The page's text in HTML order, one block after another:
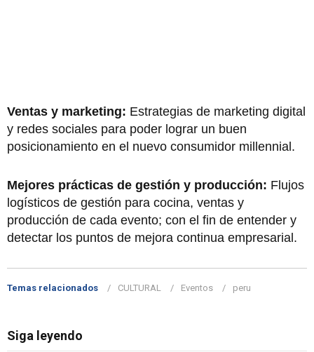
Ventas y marketing: Estrategias de marketing digital
y redes sociales para poder lograr un buen
posicionamiento en el nuevo consumidor millennial.
Mejores prácticas de gestión y producción: Flujos
logísticos de gestión para cocina, ventas y
producción de cada evento; con el fin de entender y
detectar los puntos de mejora continua empresarial.
Temas relacionados CULTURAL Eventos peru
Siga leyendo